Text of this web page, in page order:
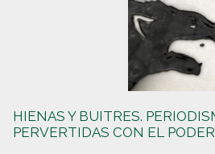
HIENAS Y BUITRES.
PERVERTIDAS CON EL PODER